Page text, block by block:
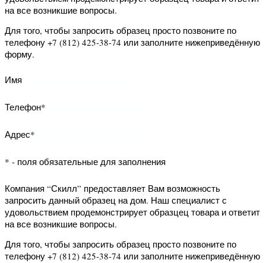
Телефон*
* - поля обязательные для заполнения
Компания “Скилл” предоставляет Вам
возможность запросить данный
образец на дом. Наш специалист с
удовольствием продемонстрирует
возникшие вопросы.